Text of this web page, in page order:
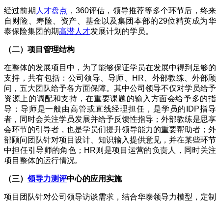
经过前期 人才盘点 ， 360评估，领导推荐等多个环节后，终来
自财险、寿险、资产、基金以及集团本部的29位精英成为华
泰保险集团的期高潜人才发展计划的学员。
（二）项目管理结构
在整体的发展项目中，为了能够保证学员在发展中得到足够的
支持，共有包括：公司领导、导师、
HR 、外部教练、外部顾
问，五大团队给予各方面保障。其中公司领导不仅对学员给予
资源上的调配和支持，在重要课题的输入方面会给予多的指
导；导师是一般由高管或直线经理担任，是学员的 IDP指导
者，同时会关注学员发展并给予反馈性指导；外部教练是思享
会环节的引导者，也是学员们提升领导能力的重要帮助者；外
部顾问团队针对项目设计、知识输入提供意见，并在某些环节
中担任引导师的角色； HR则是项目运营的负责人，同时关注
项目整体的运行情况。
（三） 领导力测评中心的应用实施
项目团队针对公司领导访谈需求，结合华泰领导力模型，定制